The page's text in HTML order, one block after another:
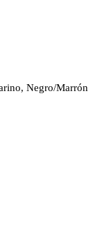
Negro/Marrón